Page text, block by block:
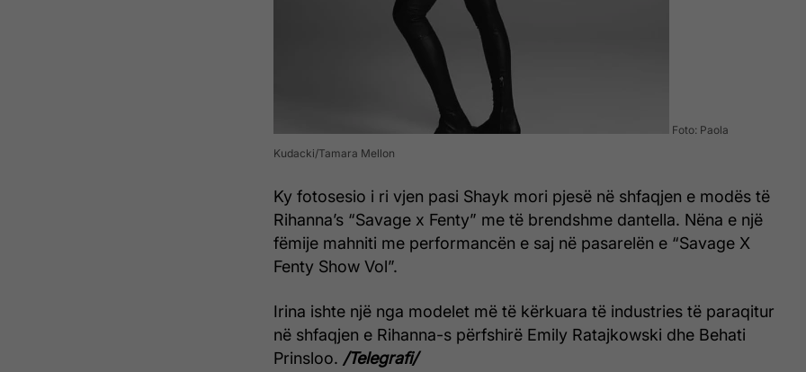
Foto: Paola
Kudacki/Tamara Mellon
Ky fotosesio i ri vjen pasi Shayk mori pjesë në shfaqjen e modës të
Rihanna’s “Savage x Fenty” me të brendshme dantella. Nëna e një
fëmije mahniti me performancën e saj në pasarelën e “Savage X
Fenty Show Vol”.
Irina ishte një nga modelet më të kërkuara të industries të paraqitur
në shfaqjen e Rihanna-s përfshirë Emily Ratajkowski dhe Behati
Prinsloo. /Telegrafi/